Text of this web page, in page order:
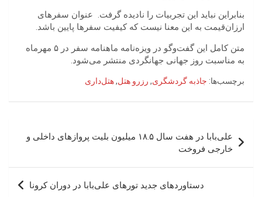
بنابراین‭ ‬نباید‭ ‬این‭ ‬تجربیات‭ ‬را‭ ‬نادیده‭ ‬گرفت. عنوان‭ ‬سفرهای
ارزان‌قیمت ‬به‭ ‬این‭ ‬معنا‭ ‬نیست‭ ‬که‭ ‬کیفیت‭ ‬سفرها‭ ‬پایین‭ ‬باشد‭ ‬‭.
متن کامل این گفت‌وگو در ویزه‌نامه ماهنامه سفر در ۵ مهرماه
به مناسبت روز جهانی جهانگردی منتشر می‌شود.
برچسب‌ها: جاذبه گردشگری, رزرو هتل,هتل‌داری
نوشته
علی‌بابا در هفت سال ۱۸.۵ میلیون بلیت پروازهای داخلی و
خارجی فروخت
دستاوردهای جدید تورهای علی‌بابا در دوران کرونا